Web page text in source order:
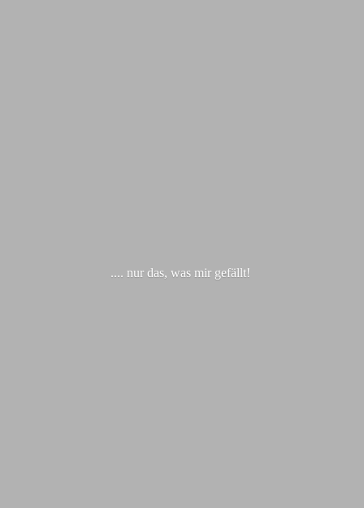
.... nur das, was mir gefällt!